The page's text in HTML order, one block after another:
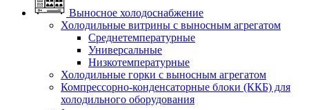
Выносное холодоснабжение
Холодильные витрины с выносным агрегатом
Среднетемпературные
Универсальные
Низкотемпературные
Холодильные горки с выносным агрегатом
Компрессорно-конденсаторные блоки (ККБ) для
холодильного оборудования